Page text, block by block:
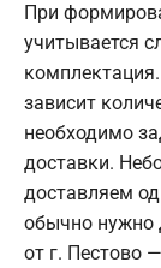
При
учитывается
зависит
необходимо
доставки.
доставляем
обычно нужно
от г. Пестово